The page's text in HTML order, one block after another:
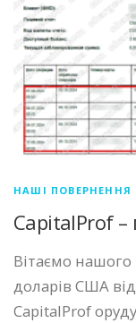
НАШІ ПОВЕРНЕННЯ
CapitalProf –
Вітаємо
доларів США
CapitalProf